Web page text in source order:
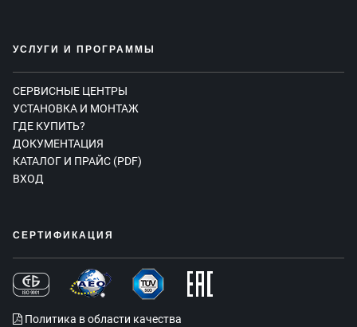
УСЛУГИ И ПРОГРАММЫ
СЕРВИСНЫЕ ЦЕНТРЫ
УСТАНОВКА И МОНТАЖ
ГДЕ КУПИТЬ?
ДОКУМЕНТАЦИЯ
КАТАЛОГ И ПРАЙС (PDF)
ВХОД
СЕРТИФИКАЦИЯ
Политика в области качества